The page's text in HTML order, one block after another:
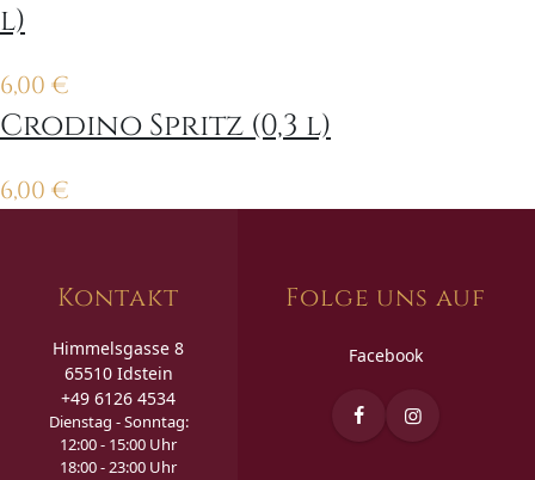
l)
6,00 €
Crodino Spritz (0,3 l)
6,00 €
Kontakt
Himmelsgasse 8
65510 Idstein
+49 6126 4534
Dienstag - Sonntag:
12:00 - 15:00 Uhr
18:00 - 23:00 Uhr
Folge uns auf
Facebook